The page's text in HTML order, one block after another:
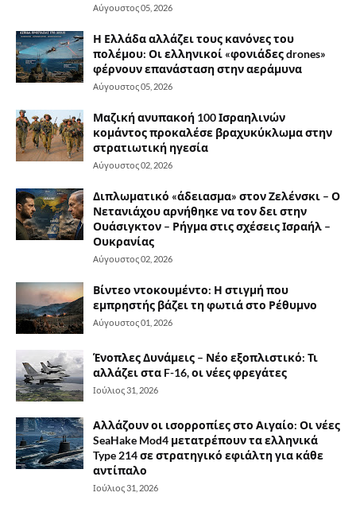
Αύγουστος 05, 2026
Η Ελλάδα αλλάζει τους κανόνες του
πολέμου: Οι ελληνικοί «φονιάδες drones»
φέρνουν επανάσταση στην αεράμυνα
Αύγουστος 05, 2026
Μαζική ανυπακοή 100 Ισραηλινών
κομάντος προκαλέσε βραχυκύκλωμα στην
στρατιωτική ηγεσία
Αύγουστος 02, 2026
Διπλωματικό «άδειασμα» στον Ζελένσκι – Ο
Νετανιάχου αρνήθηκε να τον δει στην
Ουάσιγκτον – Ρήγμα στις σχέσεις Ισραήλ –
Ουκρανίας
Αύγουστος 02, 2026
Βίντεο ντοκουμέντο: Η στιγμή που
εμπρηστής βάζει τη φωτιά στο Ρέθυμνο
Αύγουστος 01, 2026
Ένοπλες Δυνάμεις – Νέο εξοπλιστικό: Τι
αλλάζει στα F-16, οι νέες φρεγάτες
Ιούλιος 31, 2026
Αλλάζουν οι ισορροπίες στο Αιγαίο: Οι νέες
SeaHake Mod4 μετατρέπουν τα ελληνικά
Type 214 σε στρατηγικό εφιάλτη για κάθε
αντίπαλο
Ιούλιος 31, 2026